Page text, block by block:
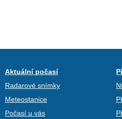
Aktuální počasí
Radarové snímky
Meteostanice
Počasí u vás